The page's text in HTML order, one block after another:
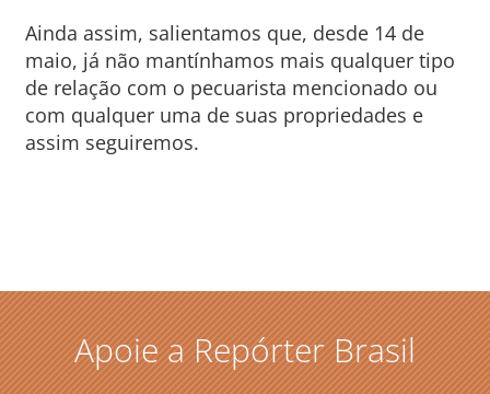
Ainda assim, salientamos que, desde 14 de
maio, já não mantínhamos mais qualquer tipo
de relação com o pecuarista mencionado ou
com qualquer uma de suas propriedades e
assim seguiremos.
Apoie a Repórter Brasil